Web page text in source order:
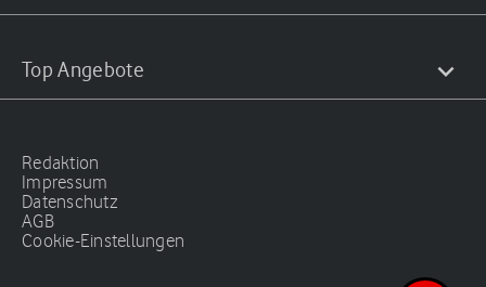
Top Angebote
Redaktion
Impressum
Datenschutz
AGB
Cookie-Einstellungen